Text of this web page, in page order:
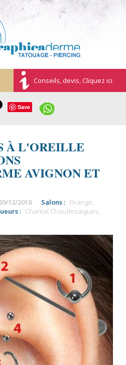
Conseils, devis, Cliquez ici
Save
À L'OREILLE
AVIGNON ET
12/2018 Salons : Orange,
: Chantal Chaudesaigues,